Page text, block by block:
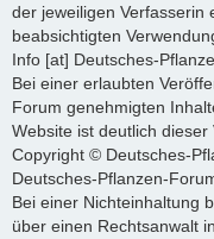
der jeweiligen Verfasserin
beabsichtigten
Info [at] Deutsches-
Bei einer erlaubten
Forum genehmigten
Website ist deutlich
Copyright © Deutsches-
Deutsches-Pflanzen-
Bei einer Nichteinhaltung
über einen Rechtsanwalt